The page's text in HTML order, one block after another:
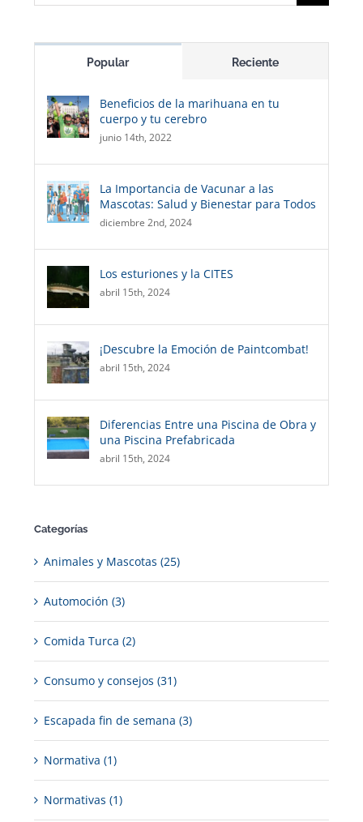
Popular Reciente
Beneficios de la marihuana en tu
cuerpo y tu cerebro
junio 14th, 2022
La Importancia de Vacunar a las
Mascotas: Salud y Bienestar para Todos
diciembre 2nd, 2024
Los esturiones y la CITES
abril 15th, 2024
¡Descubre la Emoción de Paintcombat!
abril 15th, 2024
Diferencias Entre una Piscina de Obra y
una Piscina Prefabricada
abril 15th, 2024
Categorías
Animales y Mascotas (25)
Automoción (3)
Comida Turca (2)
Consumo y consejos (31)
Escapada fin de semana (3)
Normativa (1)
Normativas (1)